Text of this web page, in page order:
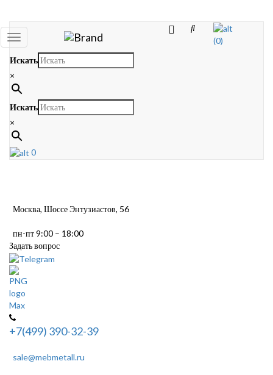
Toggle
navigation
(0)
Искать
×
Искать
×
0
Москва, Шоссе Энтузиастов, 56
пн-пт 9:00 – 18:00
Задать вопрос
+7(499) 390-32-39
sale@mebmetall.ru